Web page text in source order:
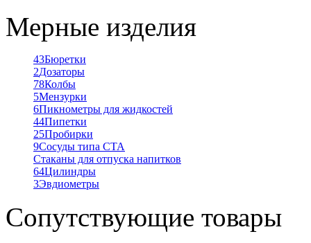
Мерные изделия
43Бюретки
2Дозаторы
78Колбы
5Мензурки
6Пикнометры для жидкостей
44Пипетки
25Пробирки
9Сосуды типа СТА
Стаканы для отпуска напитков
64Цилиндры
3Эвдиометры
Сопутствующие товары